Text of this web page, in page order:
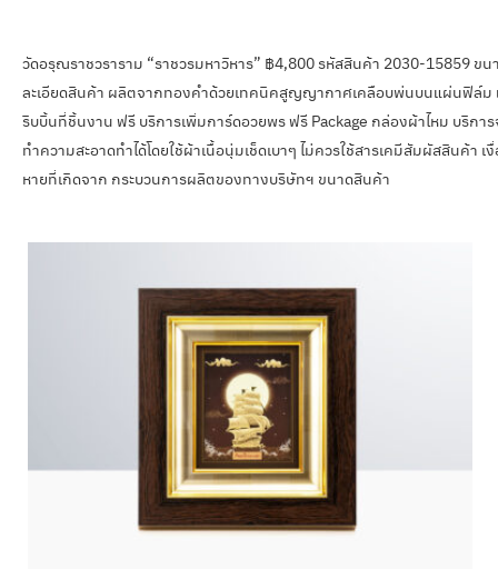
วัดอรุณราชวราราม “ราชวรมหาวิหาร” ฿4,800 รหัสสินค้า 2030-15859
ละเอียดสินค้า ผลิตจากทองคำด้วยเทคนิคสูญญากาศเคลือบพ่นบนแผ่นฟิล์ม
ริบบิ้นที่ชิ้นงาน ฟรี บริการเพิ่มการ์ดอวยพร ฟรี Package กล่องผ้าไหม บริก
ทำความสะอาดทำได้โดยใช้ผ้าเนื้อนุ่มเช็ดเบาๆ ไม่ควรใช้สารเคมีสัมผัสสินค้
หายที่เกิดจาก กระบวนการผลิตของทางบริษัทฯ ขนาดสินค้า